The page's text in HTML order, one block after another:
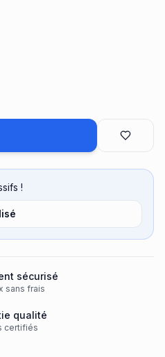
!
sécurisé
sans frais
qualité
certifiés